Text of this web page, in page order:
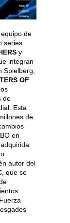
de
series
y
integran
Spielberg,
OF
de
Esta
de
en
autor del
, que se